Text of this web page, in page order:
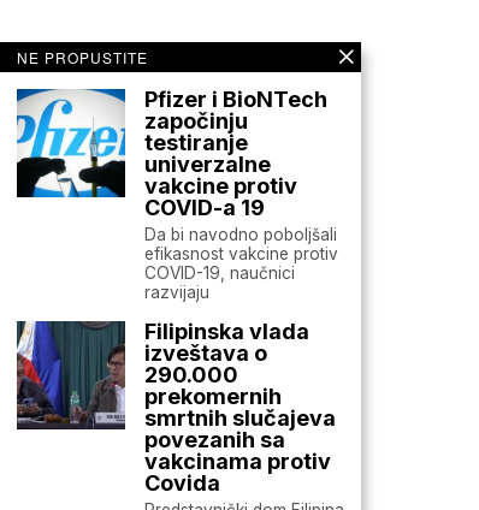
NE PROPUSTITE
Pfizer i BioNTech
započinju
testiranje
univerzalne
vakcine protiv
COVID-a 19
Da bi navodno poboljšali
efikasnost vakcine protiv
COVID-19, naučnici
razvijaju
Filipinska vlada
izveštava o
290.000
prekomernih
smrtnih slučajeva
povezanih sa
vakcinama protiv
Covida